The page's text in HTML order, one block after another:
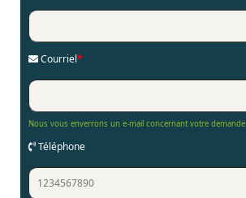
Courriel*
Nous vous enverrons un e-mail concernant votre demande
Téléphone